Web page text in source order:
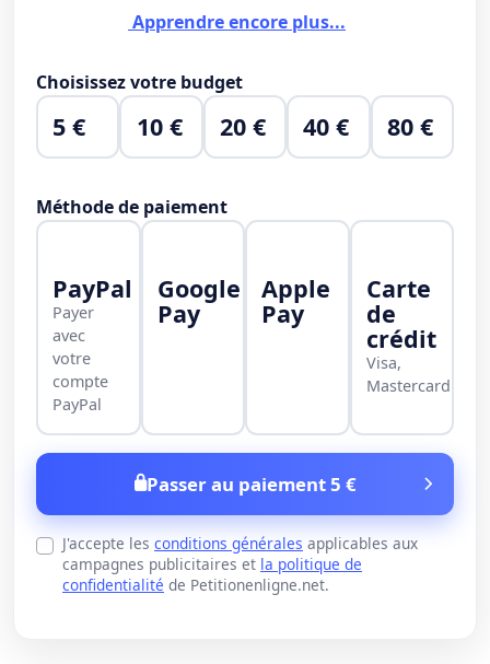
Apprendre encore plus...
Choisissez votre budget
5 € 10 € 20 € 40 € 80 €
Méthode de paiement
PayPal
Payer
avec
votre
compte
PayPal
Google
Pay
Apple
Pay
Carte
de
crédit
Visa,
Mastercard
Passer au paiement 5 €
J'accepte les conditions générales applicables aux
campagnes publicitaires et la politique de
confidentialité de Petitionenligne.net.